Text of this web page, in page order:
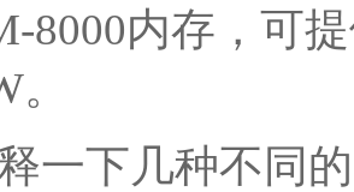
8000内存，可
一下几种不同